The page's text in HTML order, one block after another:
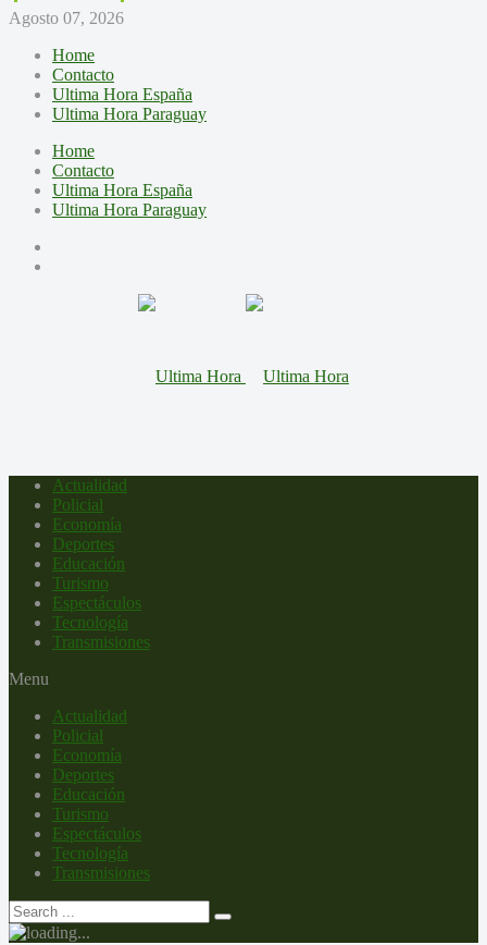
Agosto 07, 2026
Home
Contacto
Ultima Hora España
Ultima Hora Paraguay
Home
Contacto
Ultima Hora España
Ultima Hora Paraguay
Actualidad
Policial
Economía
Deportes
Educación
Turismo
Espectáculos
Tecnología
Transmisiones
Menu
Actualidad
Policial
Economía
Deportes
Educación
Turismo
Espectáculos
Tecnología
Transmisiones